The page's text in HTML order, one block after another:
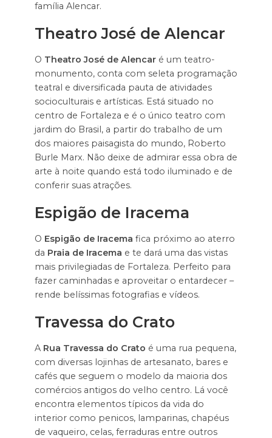
família Alencar.
Theatro José de Alencar
O Theatro José de Alencar é um teatro-
monumento, conta com seleta programação
teatral e diversificada pauta de atividades
socioculturais e artísticas. Está situado no
centro de Fortaleza e é o único teatro com
jardim do Brasil, a partir do trabalho de um
dos maiores paisagista do mundo, Roberto
Burle Marx. Não deixe de admirar essa obra de
arte à noite quando está todo iluminado e de
conferir suas atrações.
Espigão de Iracema
O Espigão de Iracema fica próximo ao aterro
da Praia de Iracema e te dará uma das vistas
mais privilegiadas de Fortaleza. Perfeito para
fazer caminhadas e aproveitar o entardecer –
rende belíssimas fotografias e vídeos.
Travessa do Crato
A Rua Travessa do Crato é uma rua pequena,
com diversas lojinhas de artesanato, bares e
cafés que seguem o modelo da maioria dos
comércios antigos do velho centro. Lá você
encontra elementos típicos da vida do
interior como penicos, lamparinas, chapéus
de vaqueiro, celas, ferraduras entre outros